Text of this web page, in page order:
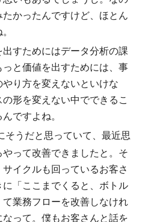
かったんですけど、ほとん
すためにはデータ分析の課
と価値を出すためには、事
り方を変えないといけな
形を変えない中でできるこ
ですよね。
そうだと思っていて、最近思
って改善できましたと。そ
イクルも回っているお客さ
「ここまでくると、ボトル
業務フローを改善しなけれ
って。僕もお客さんと話を